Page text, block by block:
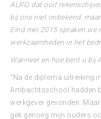
ALRO, dat ooit
bij ons niet onbekend,
Eind mei 2015 spraken we
werkzaamheden in het
Wanneer en hoe bent u bij
“Na de diploma uitreiking
Ambachtsschool hadden
werkgever gevonden.
gek genoeg mijn ouders